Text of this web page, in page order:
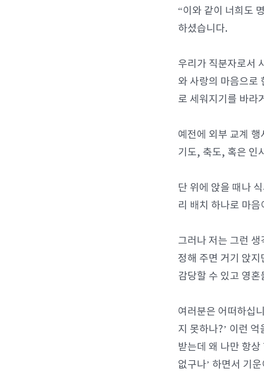
“이와 같이 너희도
하셨습니다.
우리가 직분자로서
와 사랑의 마음으로
로 세워지기를 바라
예전에 외부 교계
기도, 축도, 혹은 인
단 위에 앉을 때나
리 배치 하나로 마
그러나 저는 그런
정해 주면 거기 앉
감당할 수 있고 영
여러분은 어떠하십
지 못하나?’ 이런
받는데 왜 나만 항
없구나’ 하면서 기